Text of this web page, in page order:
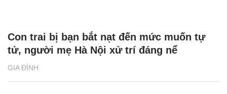
GIA ĐÌNH
Con trai bị bạn bắt nạt đến mức muốn tự
tử, người mẹ Hà Nội xử trí đáng nể